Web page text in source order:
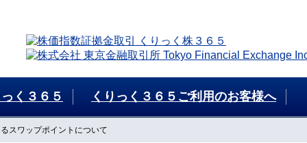
く３６５ くりっく３６５ご利用のお客様へ
スワップポイントについて